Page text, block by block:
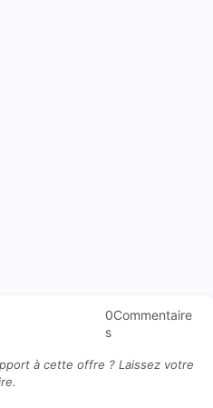
0Commentaire
s
à cette offre ? Laissez votre